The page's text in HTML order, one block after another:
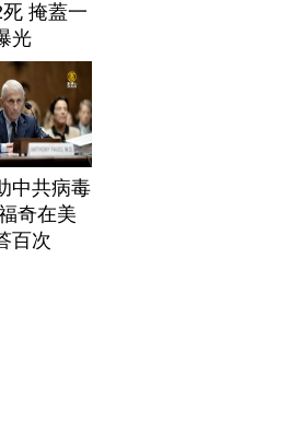
掩蓋一
光
中共病毒
奇在美
百次